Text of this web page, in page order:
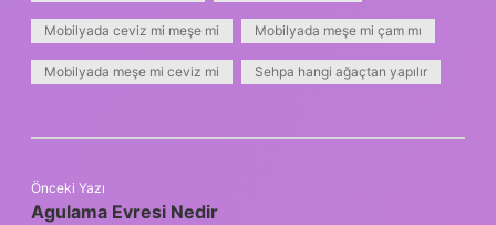
Mobilyada ceviz mi meşe mi Mobilyada meşe mi çam mı
Mobilyada meşe mi ceviz mi Sehpa hangi ağaçtan yapılır
Önceki Yazı
Agulama Evresi Nedir